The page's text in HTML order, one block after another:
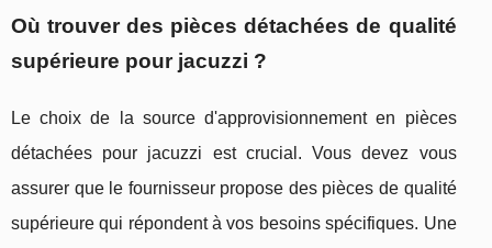
Où trouver des pièces détachées de qualité
supérieure pour jacuzzi ?
Le choix de la source d'approvisionnement en pièces
détachées pour jacuzzi est crucial. Vous devez vous
assurer que le fournisseur propose des pièces de qualité
supérieure qui répondent à vos besoins spécifiques. Une